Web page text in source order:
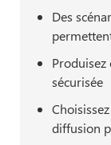
Des
Produisez
sécurisée
diffusion